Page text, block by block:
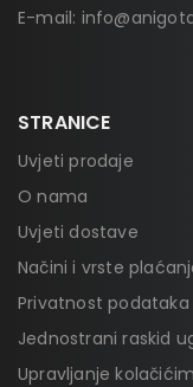
E-mail:
STRANICE
Uvjeti prodaje
O nama
Uvjeti dostave
Načini i vrste
Privatnost podataka
Jednostrani raskid
Upravljanje